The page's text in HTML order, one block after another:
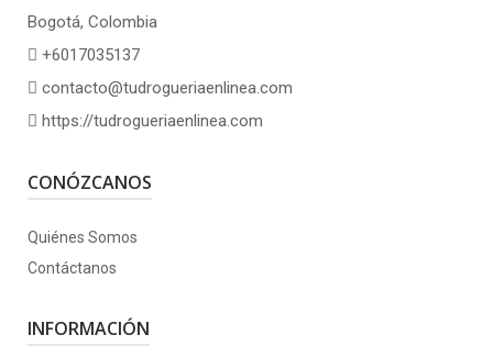
Bogotá, Colombia
+6017035137
contacto@tudrogueriaenlinea.com
https://tudrogueriaenlinea.com
CONÓZCANOS
Quiénes Somos
Contáctanos
INFORMACIÓN